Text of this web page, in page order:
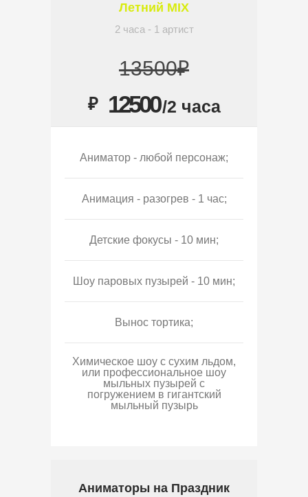
Летний MIX
2 часа - 1 артист
13500₽
₽ 12500/2 часа
Аниматор - любой персонаж;
Анимация - разогрев - 1 час;
Детские фокусы - 10 мин;
Шоу паровых пузырей - 10 мин;
Вынос тортика;
Химическое шоу с сухим льдом,
или профессиональное шоу
мыльных пузырей с
погружением в гигантский
мыльный пузырь
Аниматоры на Праздник